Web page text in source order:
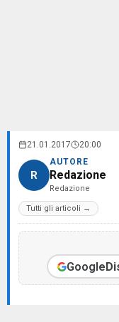
21.01.2017 20:00
R
AUTORE
Redazione
Redazione
Tutti gli articoli →
Google